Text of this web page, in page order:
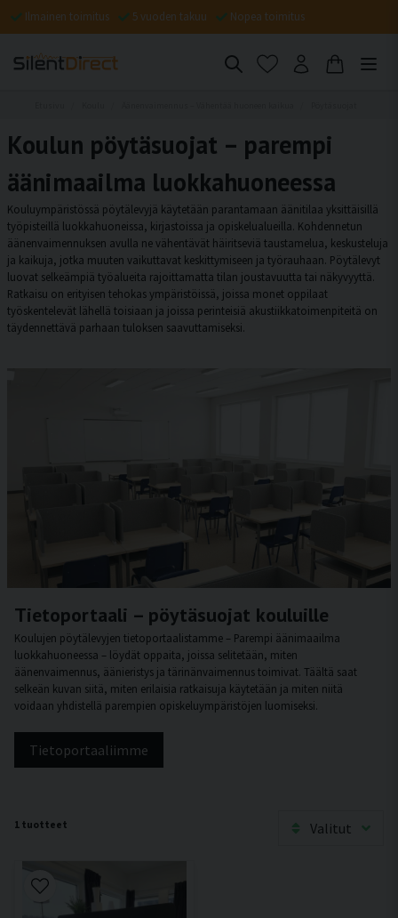
Ilmainen toimitus 5 vuoden takuu Nopea toimitus
Koulun pöytäsuojat – parempi
äänimaailma luokkahuoneessa
Kouluympäristössä pöytälevyjä käytetään parantamaan äänitilaa yksittäisillä
työpisteillä luokkahuoneissa, kirjastoissa ja opiskelualueilla. Kohdennetun
äänenvaimennuksen avulla ne vähentävät häiritseviä taustamelua, keskusteluja
ja kaikuja, jotka muuten vaikuttavat keskittymiseen ja työrauhaan. Pöytälevyt
luovat selkeämpiä työalueita rajoittamatta tilan joustavuutta tai näkyvyyttä.
Ratkaisu on erityisen tehokas ympäristöissä, joissa monet oppilaat
työskentelevät lähellä toisiaan ja joissa perinteisiä akustiikkatoimenpiteitä on
täydennettävä parhaan tuloksen saavuttamiseksi.
Tietoportaali – pöytäsuojat kouluille
Koulujen pöytälevyjen tietoportaalistamme – Parempi äänimaailma
luokkahuoneessa – löydät oppaita, joissa selitetään, miten
äänenvaimennus, äänieristys ja tärinänvaimennus toimivat. Täältä saat
selkeän kuvan siitä, miten erilaisia ratkaisuja käytetään ja miten niitä
voidaan yhdistellä parempien opiskeluympäristöjen luomiseksi.
Tietoportaaliimme
1 tuotteet Valitut